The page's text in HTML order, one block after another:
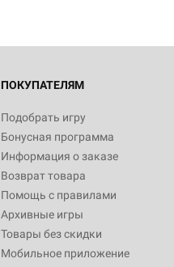
ПОКУПАТЕЛЯМ
Подобрать игру
Бонусная программа
Информация о заказе
Возврат товара
Помощь с правилами
Архивные игры
Товары без скидки
Мобильное приложение